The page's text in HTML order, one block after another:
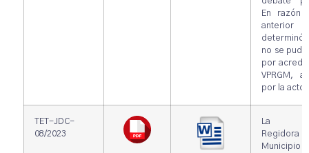
En razón
no se
por
VPRGM,
por la
TET-JDC-
08/2023
La
Municipio